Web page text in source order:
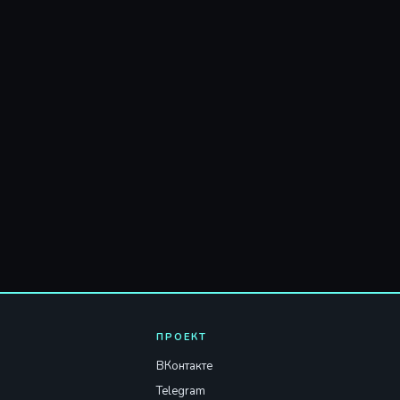
ПРОЕКТ
ВКонтакте
Telegram